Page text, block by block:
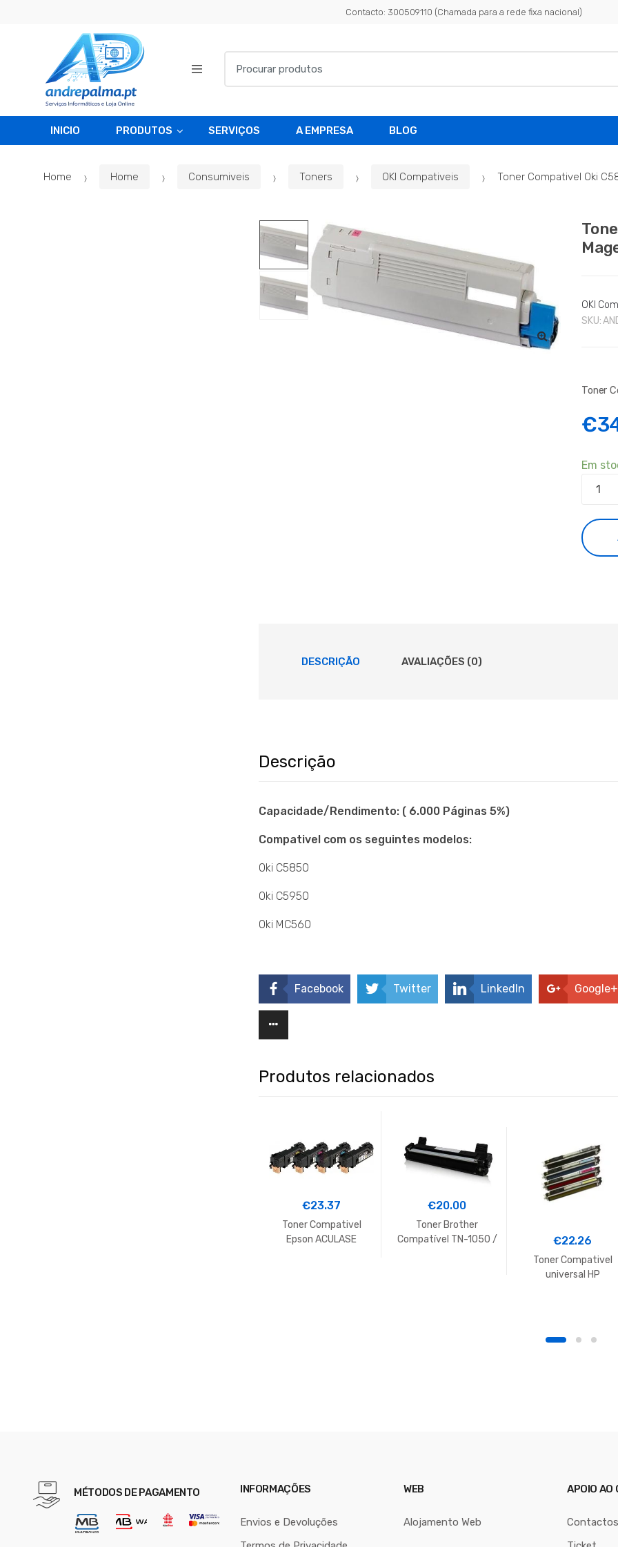
Contacto: 300509110 (Chamada para a rede fixa nacional)
for:
INICIO PRODUTOS SERVIÇOS A EMPRESA BLOG
Home Home Consumiveis Toners OKI Compativeis Toner Compativel Oki
OKI
SKU:
Toner
€
Em
Toner
Oki
DESCRIÇÃO AVALIAÇÕES (0)
Descrição
Capacidade/Rendimento: ( 6.000 Páginas 5%)
Compativel com os seguintes modelos:
Oki C5850
Oki C5950
Oki MC560
Facebook Twitter LinkedIn Google+
Produtos relacionados
€23.37
Toner Compativel
Epson ACULASE
€20.00
Toner Brother
Compatível TN-1050 /
€22.26
Toner Compativel
universal HP
MÉTODOS DE PAGAMENTO INFORMAÇÕES
Envios e Devoluções
WEB
Alojamento Web
APOIO AO
Contactos